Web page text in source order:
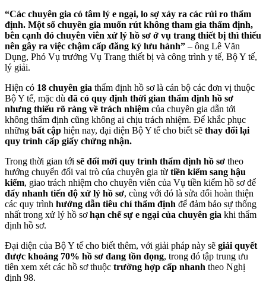
“Các chuyên gia có tâm lý e ngại, lo sợ xảy ra các rủi ro thẩm
định. Một số chuyên gia muốn rút không tham gia thẩm định,
bên cạnh đó chuyên viên xử lý hồ sơ ở vụ trang thiết bị thì thiếu
nên gây ra việc chậm cấp đăng ký lưu hành” – ông Lê Văn
Dụng, Phó Vụ trưởng Vụ Trang thiết bị và công trình y tế, Bộ Y tế,
lý giải.
Hiện có 18 chuyên gia thẩm định hồ sơ là cán bộ các đơn vị thuộc
Bộ Y tế, mặc dù đã có quy định thời gian thẩm định hồ sơ
nhưng thiếu rõ ràng về trách nhiệm của chuyên gia dẫn tới
không thẩm định cũng không ai chịu trách nhiệm. Để khắc phục
những bất cập hiện nay, đại diện Bộ Y tế cho biết sẽ thay đổi lại
quy trình cấp giấy chứng nhận.
Trong thời gian tới sẽ đổi mới quy trình thẩm định hồ sơ theo
hướng chuyển đổi vai trò của chuyên gia từ tiền kiểm sang hậu
kiểm, giao trách nhiệm cho chuyên viên của Vụ tiền kiểm hồ sơ để
đẩy nhanh tiến độ xử lý hồ sơ, cùng với đó là sửa đổi hoàn thiện
các quy trình hướng dẫn tiêu chí thẩm định để đảm bảo sự thống
nhất trong xử lý hồ sơhạn chế sự e ngại của chuyên gia khi thẩm
định hồ sơ.
Đại diện của Bộ Y tế cho biết thêm, với giải pháp này sẽ giải quyết
được khoảng 70% hồ sơ đang tồn đọng, trong đó tập trung ưu
tiên xem xét các hồ sơ thuộc trường hợp cấp nhanh theo Nghị
định 98.